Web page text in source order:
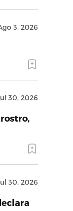
3, 2026
30, 2026
30, 2026